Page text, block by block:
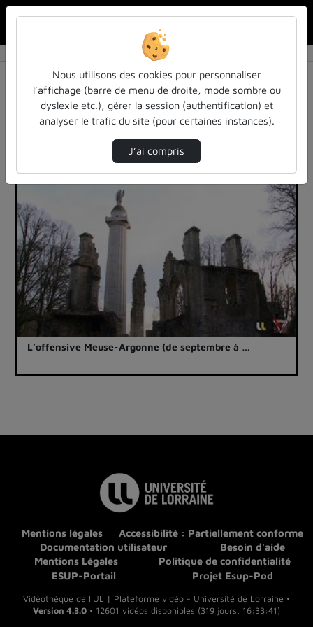
1 vidéo trouvée
Audio Vidéo Statistiques de vues
Direction de tri
00:06:43
L’offensive Meuse-Argonne (de septembre à …
Mentions légales
Accessibilité : Partiellement conforme
Documentation utilisateur
Besoin d'aide
Mentions Légales
Politique de confidentialité
ESUP-Portail
Projet Esup-Pod
Vidéothèque de l'UL | Plateforme vidéo - Université de Lorraine •
Version 4.3.0 • 12601 vidéos disponibles (319 jours, 16:33:41)
Nous utilisons des cookies pour personnaliser
l’affichage (barre de menu de droite, mode sombre ou
dyslexie etc.), gérer la session (authentification) et
analyser le trafic du site (pour certaines instances).
J’ai compris